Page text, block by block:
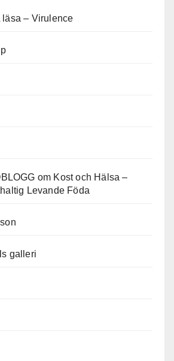
läsa – Virulence
om Kost och Hälsa –
Levande Föda
galleri